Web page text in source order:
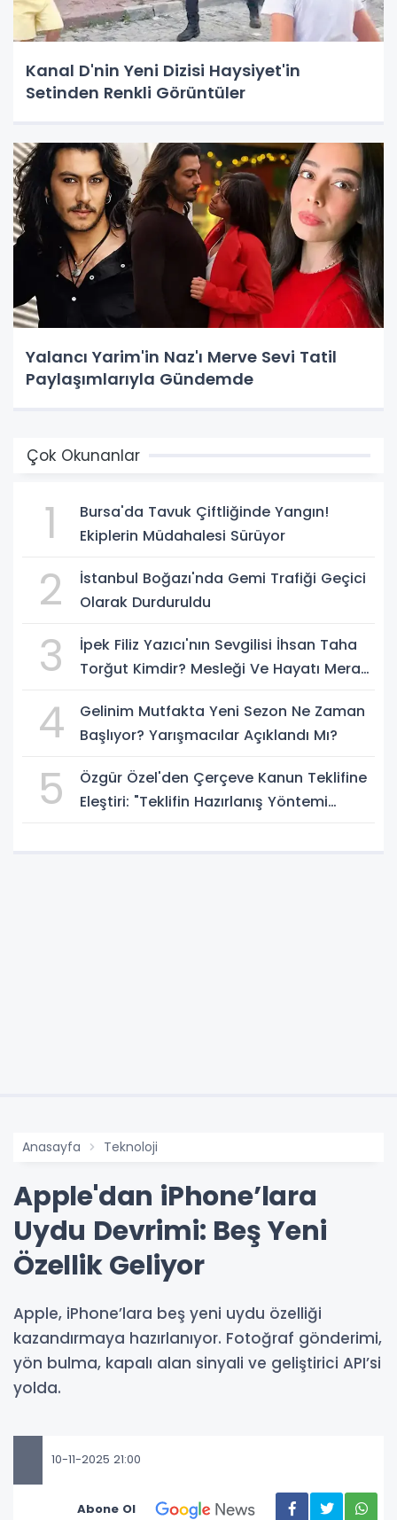
Kanal D'nin Yeni Dizisi Haysiyet'in
Setinden Renkli Görüntüler
Yalancı Yarim'in Naz'ı Merve Sevi Tatil
Paylaşımlarıyla Gündemde
Çok Okunanlar
1
Bursa'da Tavuk Çiftliğinde Yangın!
Ekiplerin Müdahalesi Sürüyor
2
İstanbul Boğazı'nda Gemi Trafiği Geçici
Olarak Durduruldu
3
İpek Filiz Yazıcı'nın Sevgilisi İhsan Taha
Torğut Kimdir? Mesleği Ve Hayatı Merak
4
Gelinim Mutfakta Yeni Sezon Ne Zaman
Başlıyor? Yarışmacılar Açıklandı Mı?
5
Özgür Özel'den Çerçeve Kanun Teklifine
Eleştiri: "Teklifin Hazırlanış Yöntemi
Anasayfa Teknoloji
Apple'dan iPhone’lara
Uydu Devrimi: Beş Yeni
Özellik Geliyor
Apple, iPhone’lara beş yeni uydu özelliği
kazandırmaya hazırlanıyor. Fotoğraf gönderimi,
yön bulma, kapalı alan sinyali ve geliştirici API’si
yolda.
10-11-2025 21:00
Abone Ol